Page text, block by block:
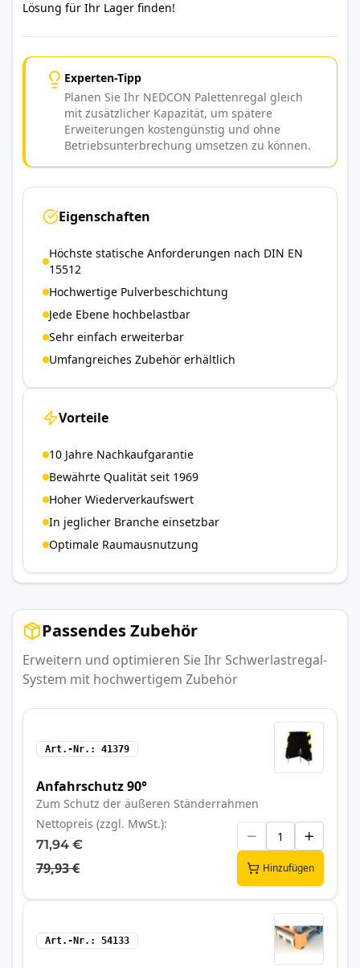
Lösung für Ihr Lager finden!
Experten-Tipp
Planen Sie Ihr NEDCON Palettenregal gleich
mit zusätzlicher Kapazität, um spätere
Erweiterungen kostengünstig und ohne
Betriebsunterbrechung umsetzen zu können.
Eigenschaften
Höchste statische Anforderungen nach DIN EN
15512
Hochwertige Pulverbeschichtung
Jede Ebene hochbelastbar
Sehr einfach erweiterbar
Umfangreiches Zubehör erhältlich
Vorteile
10 Jahre Nachkaufgarantie
Bewährte Qualität seit 1969
Hoher Wiederverkaufswert
In jeglicher Branche einsetzbar
Optimale Raumausnutzung
Passendes Zubehör
Erweitern und optimieren Sie Ihr Schwerlastregal-
System mit hochwertigem Zubehör
Art.-Nr. 41379
Anfahrschutz 90°
Zum Schutz der äußeren Ständerrahmen
Nettopreis (zzgl. MwSt.)
71,94 €
79,93 € Hinzufügen
Art.-Nr. 54133